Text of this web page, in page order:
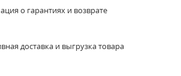
о гарантиях и возврате
доставка и выгрузка товара